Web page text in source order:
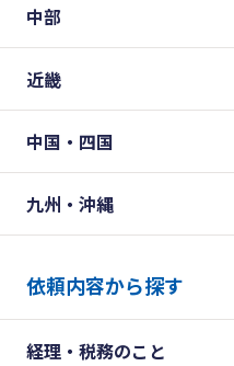
中部
近畿
中国・四国
九州・沖縄
依頼内容から探す
経理・税務のこと